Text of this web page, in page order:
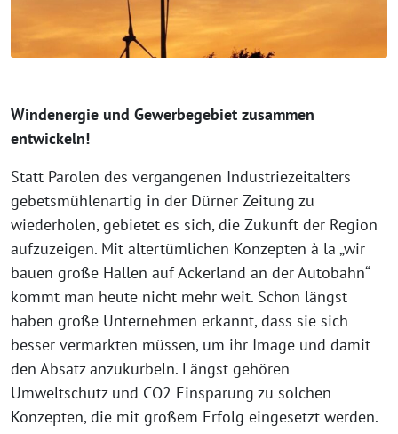
Windenergie und Gewerbegebiet zusammen
entwickeln!
Statt Parolen des vergangenen Industriezeitalters
gebetsmühlenartig in der Dürner Zeitung zu
wiederholen, gebietet es sich, die Zukunft der Region
aufzuzeigen. Mit altertümlichen Konzepten à la „wir
bauen große Hallen auf Ackerland an der Autobahn“
kommt man heute nicht mehr weit. Schon längst
haben große Unternehmen erkannt, dass sie sich
besser vermarkten müssen, um ihr Image und damit
den Absatz anzukurbeln. Längst gehören
Umweltschutz und CO2 Einsparung zu solchen
Konzepten, die mit großem Erfolg eingesetzt werden.